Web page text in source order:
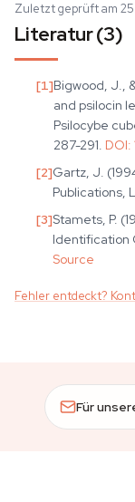
Zuletzt geprüft am
Literatur (3)
[1]Bigwood, J.,
and psilocin
Psilocybe
287-291. DOI:
[2]Gartz, J.
Publications,
[3]Stamets, P.
Identification
Source
Fehler entdeckt?
Für